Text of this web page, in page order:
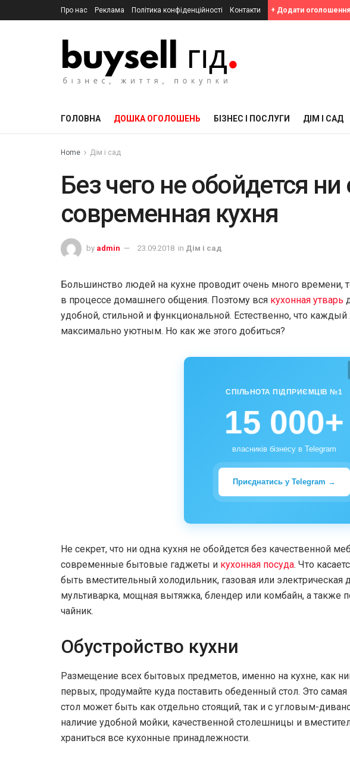
Про нас Реклама Політика конфіденційності Контакти + Додати оголошення
ГОЛОВНА ДОШКА ОГОЛОШЕНЬ БІЗНЕС І ПОСЛУГИ ДІМ І САД
Home Дім і сад
Без чего не обойдется ни
современная кухня
by admin 23.09.2018 in Дім і сад
Большинство людей на кухне проводит очень много времени,
в процессе домашнего общения. Поэтому вся кухонная утварь
удобной, стильной и функциональной. Естественно, что
максимально уютным. Но как же этого добиться?
СПІЛЬНОТА ПІДПРИЄМЦІВ №1
15 000+
власників бізнесу в Telegram
Приєднатись у Telegram →
Не секрет, что ни одна кухня не обойдется без качественной
современные бытовые гаджеты и кухонная посуда. Что
быть вместительный холодильник, газовая или электрическая
мультиварка, мощная вытяжка, блендер или комбайн, а также
чайник.
Обустройство кухни
Размещение всех бытовых предметов, именно на кухне, как
первых, продумайте куда поставить обеденный стол. Это
стол может быть как отдельно стоящий, так и с угловым-
наличие удобной мойки, качественной столешницы и
храниться все кухонные принадлежности.